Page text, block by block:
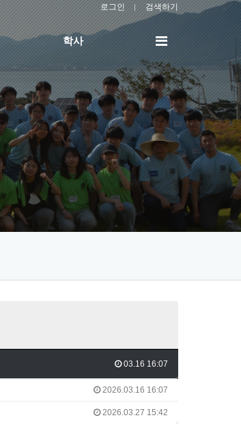
로그인 검색하기
학사
전
메
뉴
03.16 16:07
2026.03.16 16:07
2026.03.27 15:42